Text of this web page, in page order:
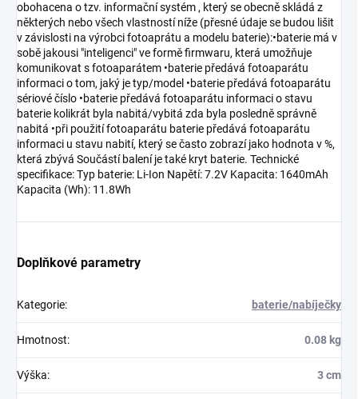
obohacena o tzv. informační systém , který se obecně skládá z
některých nebo všech vlastností níže (přesné údaje se budou lišit
v závislosti na výrobci fotoaprátu a modelu baterie):•baterie má v
sobě jakousi "inteligenci" ve formě firmwaru, která umožňuje
komunikovat s fotoaparátem •baterie předává fotoaparátu
informaci o tom, jaký je typ/model •baterie předává fotoaparátu
sériové číslo •baterie předává fotoaparátu informaci o stavu
baterie kolikrát byla nabitá/vybitá zda byla posledně správně
nabitá •při použití fotoaparátu baterie předává fotoaparátu
informaci u stavu nabití, který se často zobrazí jako hodnota v %,
která zbývá Součástí balení je také kryt baterie. Technické
specifikace: Typ baterie: Li-Ion Napětí: 7.2V Kapacita: 1640mAh
Kapacita (Wh): 11.8Wh
Doplňkové parametry
Kategorie: baterie/nabíječky
Hmotnost: 0.08 kg
Výška: 3 cm